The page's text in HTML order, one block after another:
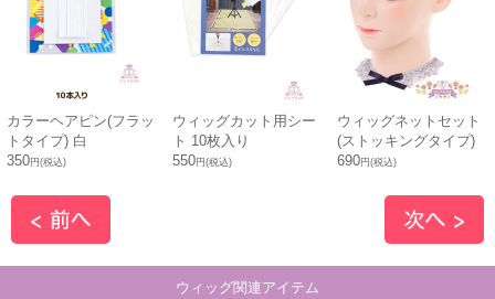
カラーヘアピン(フラッ
トタイプ) 白
350円(税込)
ウィッグカット用シー
ト 10枚入り
550円(税込)
ウィッグネットセット
(ストッキングタイプ)
690円(税込)
ウィッグ関連アイテム